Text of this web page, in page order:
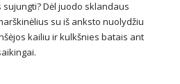
Dėl juodo sklandaus
su iš anksto nuolydžiu
kailiu ir kulkšnies batais ant